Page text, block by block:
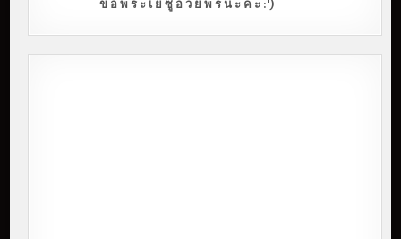
ข อ พ ร ะ เ ย ซู อ ว ย พ ร น ะ ค ะ :')